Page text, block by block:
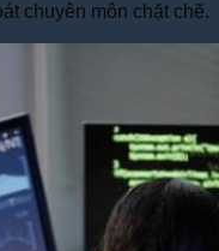
chuyên môn chặt chẽ.